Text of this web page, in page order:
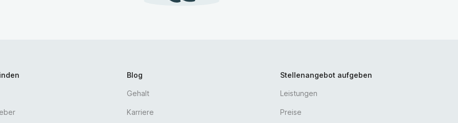
Blog
Gehalt
Karriere
Stellenangebot aufgeben
Leistungen
Preise